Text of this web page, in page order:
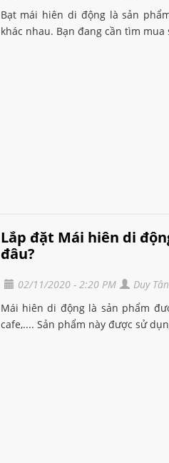
Bạt mái hiên di động là sản
khác nhau. Bạn đang cần tìm
Lắp đặt Mái hiên di
đâu?
02/11/2020 - 2:20 PM
Duy Tân
Mái hiên di động là sản phẩm
cafe,.... Sản phẩm này được sử